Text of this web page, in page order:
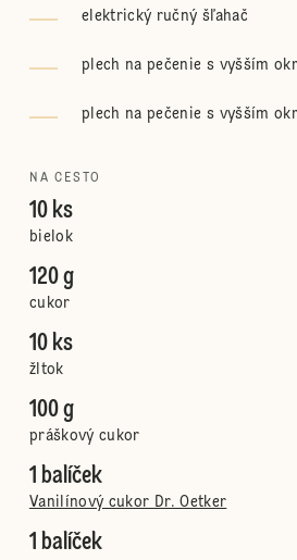
elektrický ručný šľahač
plech na pečenie s vyšším
plech na pečenie s vyšším
NA CESTO
10 ks
bielok
120 g
cukor
10 ks
žltok
100 g
práškový cukor
1 balíček
Vanilínový cukor Dr. Oetker
1 balíček